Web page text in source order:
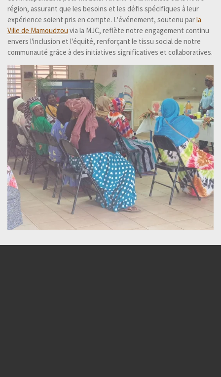
région, assurant que les besoins et les défis spécifiques à leur
expérience soient pris en compte. L'événement, soutenu parla
Ville de Mamoudzou via la MJC, reflète notre engagement continu
envers l'inclusion et l'équité, renforçant le tissu social de notre
communauté grâce à des initiatives significatives et collaboratives.